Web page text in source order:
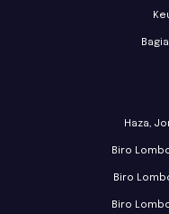
Haza,
Biro
Biro
Biro